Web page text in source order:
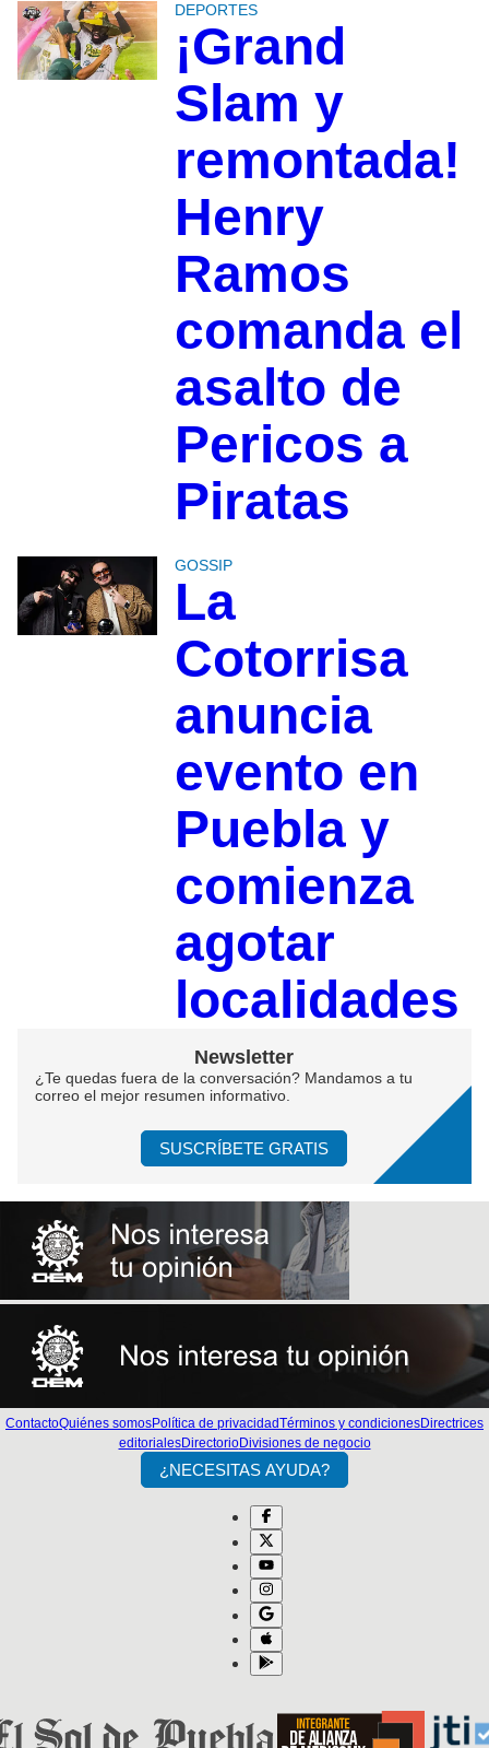
DEPORTES
¡Grand
Slam y
remontada!
Henry
Ramos
comanda el
asalto de
Pericos a
Piratas
GOSSIP
La
Cotorrisa
anuncia
evento en
Puebla y
comienza
agotar
localidades
Newsletter
¿Te quedas fuera de la conversación? Mandamos a tu
correo el mejor resumen informativo.
SUSCRÍBETE GRATIS
ContactoQuiénes somosPolítica de privacidadTérminos y condicionesDirectrices
editorialesDirectorioDivisiones de negocio
¿NECESITAS AYUDA?